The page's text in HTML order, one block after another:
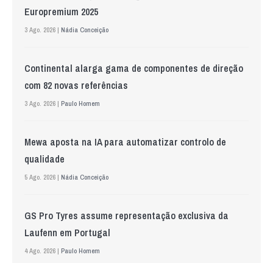
Europremium 2025
3 Ago. 2026 | Nádia Conceição
Continental alarga gama de componentes de direção
com 82 novas referências
3 Ago. 2026 | Paulo Homem
Mewa aposta na IA para automatizar controlo de
qualidade
5 Ago. 2026 | Nádia Conceição
GS Pro Tyres assume representação exclusiva da
Laufenn em Portugal
4 Ago. 2026 | Paulo Homem